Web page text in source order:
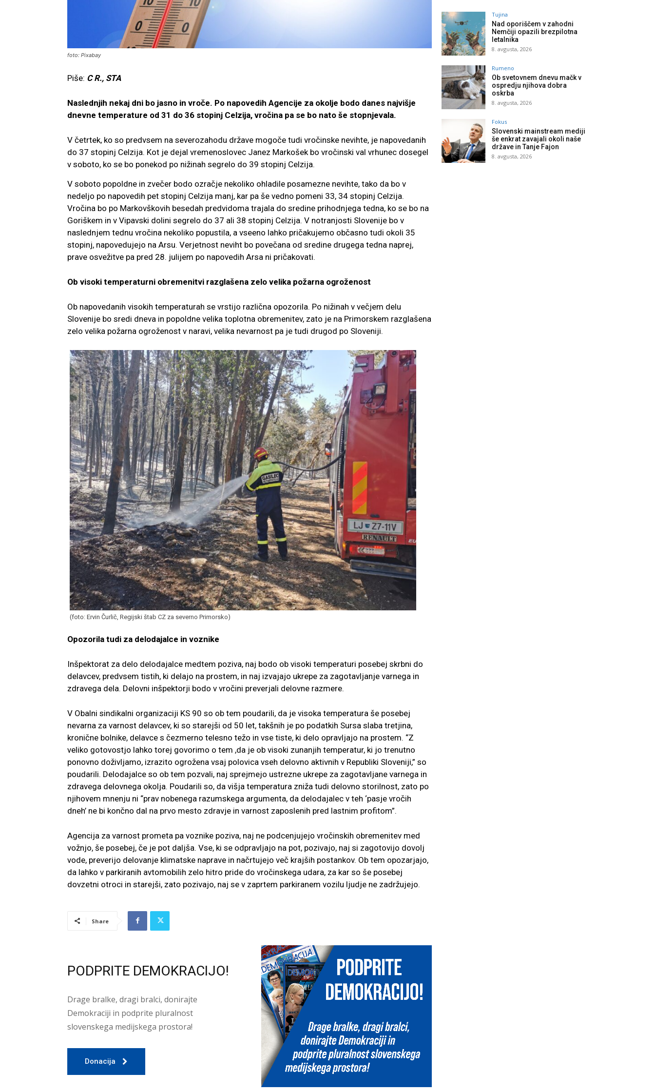
foto: Pixabay
Piše: C R., STA
Naslednjih nekaj dni bo jasno in vroče. Po napovedih Agencije za okolje bodo danes najvišje
dnevne temperature od 31 do 36 stopinj Celzija, vročina pa se bo nato še stopnjevala.
V četrtek, ko so predvsem na severozahodu države mogoče tudi vročinske nevihte, je napovedanih
do 37 stopinj Celzija. Kot je dejal vremenoslovec Janez Markošek bo vročinski val vrhunec dosegel
v soboto, ko se bo ponekod po nižinah segrelo do 39 stopinj Celzija.
V soboto popoldne in zvečer bodo ozračje nekoliko ohladile posamezne nevihte, tako da bo v
nedeljo po napovedih pet stopinj Celzija manj, kar pa še vedno pomeni 33, 34 stopinj Celzija.
Vročina bo po Markovškovih besedah predvidoma trajala do sredine prihodnjega tedna, ko se bo na
Goriškem in v Vipavski dolini segrelo do 37 ali 38 stopinj Celzija. V notranjosti Slovenije bo v
naslednjem tednu vročina nekoliko popustila, a vseeno lahko pričakujemo občasno tudi okoli 35
stopinj, napovedujejo na Arsu. Verjetnost neviht bo povečana od sredine drugega tedna naprej,
prave osvežitve pa pred 28. julijem po napovedih Arsa ni pričakovati.
Ob visoki temperaturni obremenitvi razglašena zelo velika požarna ogroženost
Ob napovedanih visokih temperaturah se vrstijo različna opozorila. Po nižinah v večjem delu
Slovenije bo sredi dneva in popoldne velika toplotna obremenitev, zato je na Primorskem razglašena
zelo velika požarna ogroženost v naravi, velika nevarnost pa je tudi drugod po Sloveniji.
(foto: Ervin Čurlič, Regijski štab CZ za severno Primorsko)
Opozorila tudi za delodajalce in voznike
Inšpektorat za delo delodajalce medtem poziva, naj bodo ob visoki temperaturi posebej skrbni do
delavcev, predvsem tistih, ki delajo na prostem, in naj izvajajo ukrepe za zagotavljanje varnega in
zdravega dela. Delovni inšpektorji bodo v vročini preverjali delovne razmere.
V Obalni sindikalni organizaciji KS 90 so ob tem poudarili, da je visoka temperatura še posebej
nevarna za varnost delavcev, ki so starejši od 50 let, takšnih je po podatkih Sursa slaba tretjina,
kronične bolnike, delavce s čezmerno telesno težo in vse tiste, ki delo opravljajo na prostem. “Z
veliko gotovostjo lahko torej govorimo o tem ,da je ob visoki zunanjih temperatur, ki jo trenutno
ponovno doživljamo, izrazito ogrožena vsaj polovica vseh delovno aktivnih v Republiki Sloveniji,” so
poudarili. Delodajalce so ob tem pozvali, naj sprejmejo ustrezne ukrepe za zagotavljane varnega in
zdravega delovnega okolja. Poudarili so, da višja temperatura zniža tudi delovno storilnost, zato po
njihovem mnenju ni “prav nobenega razumskega argumenta, da delodajalec v teh ‘pasje vročih
dneh’ ne bi končno dal na prvo mesto zdravje in varnost zaposlenih pred lastnim profitom”.
Agencija za varnost prometa pa voznike poziva, naj ne podcenjujejo vročinskih obremenitev med
vožnjo, še posebej, če je pot daljša. Vse, ki se odpravljajo na pot, pozivajo, naj si zagotovijo dovolj
vode, preverijo delovanje klimatske naprave in načrtujejo več krajših postankov. Ob tem opozarjajo,
da lahko v parkiranih avtomobilih zelo hitro pride do vročinskega udara, za kar so še posebej
dovzetni otroci in starejši, zato pozivajo, naj se v zaprtem parkiranem vozilu ljudje ne zadržujejo.
Share
PODPRITE DEMOKRACIJO!
Drage bralke, dragi bralci, donirajte
Demokraciji in podprite pluralnost
slovenskega medijskega prostora!
Donacija
Tujina
Nad oporiščem v zahodni
Nemčiji opazili brezpilotna
letalnika
8. avgusta, 2026
Rumeno
Ob svetovnem dnevu mačk v
ospredju njihova dobra
oskrba
8. avgusta, 2026
Fokus
Slovenski mainstream mediji
še enkrat zavajali okoli naše
države in Tanje Fajon
8. avgusta, 2026